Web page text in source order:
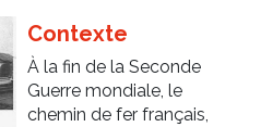
Contexte
À la fin de la Seconde
Guerre mondiale, le
chemin de fer français,